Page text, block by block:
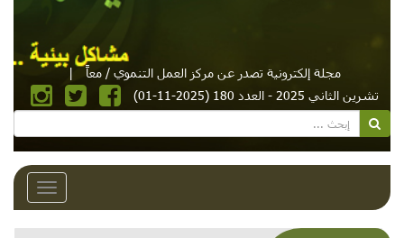
مجلة إلكترونية تصدر عن مركز العمل التنموي / معاً
|
تشرين الثاني 2025 - العدد 180 (2025-11-01)
Toggle